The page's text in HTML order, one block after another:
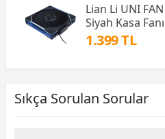
Lian Li UNI
Siyah Kasa
1.399 TL
Sıkça Sorulan Sorular